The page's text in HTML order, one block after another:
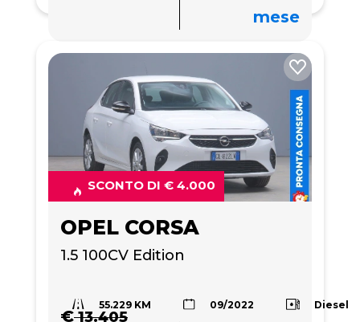
mese
SCONTO DI € 4.000
OPEL CORSA
1.5 100CV Edition
55.229 KM 09/2022 Diesel
€13.405